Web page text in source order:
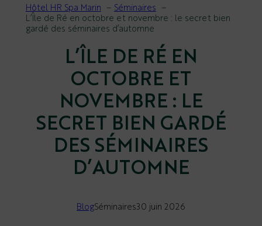
Hôtel HR Spa Marin
Séminaires
L’Île de Ré en octobre et novembre : le secret bien
gardé des séminaires d’automne
L’ÎLE DE RÉ EN
OCTOBRE ET
NOVEMBRE : LE
SECRET BIEN GARDÉ
DES SÉMINAIRES
D’AUTOMNE
BlogSéminaires30 juin 2026